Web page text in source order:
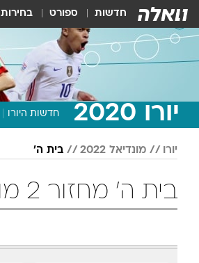
חדשות ספורט בחירות
יורו 2020 חדשות היורו
יורו מונדיאל 2022 בית ה'
בית ה' מחזור 2 מונדיאל 2022 כדורגל